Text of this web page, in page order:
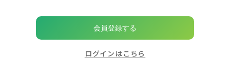
会員登録する
ログインはこちら